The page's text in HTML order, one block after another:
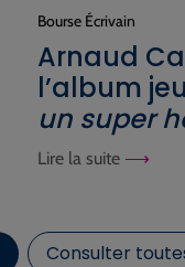
Bourse Écrivain
Arnaud
l’album
un super
Lire la suite
Consulter